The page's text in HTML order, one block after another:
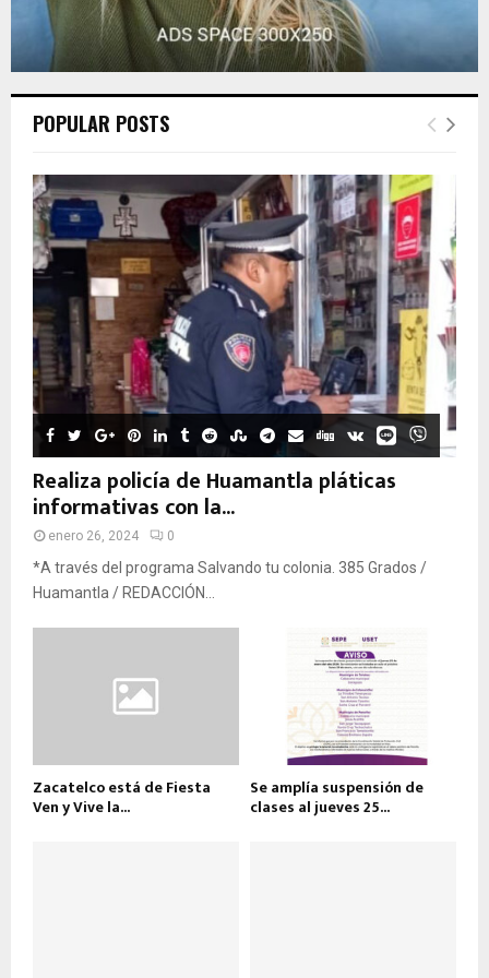
POPULAR POSTS
Realiza policía de Huamantla pláticas
informativas con la...
enero 26, 2024 0
*A través del programa Salvando tu colonia. 385 Grados /
Huamantla / REDACCIÓN...
Zacatelco está de Fiesta
Ven y Vive la...
Se amplía suspensión de
clases al jueves 25...